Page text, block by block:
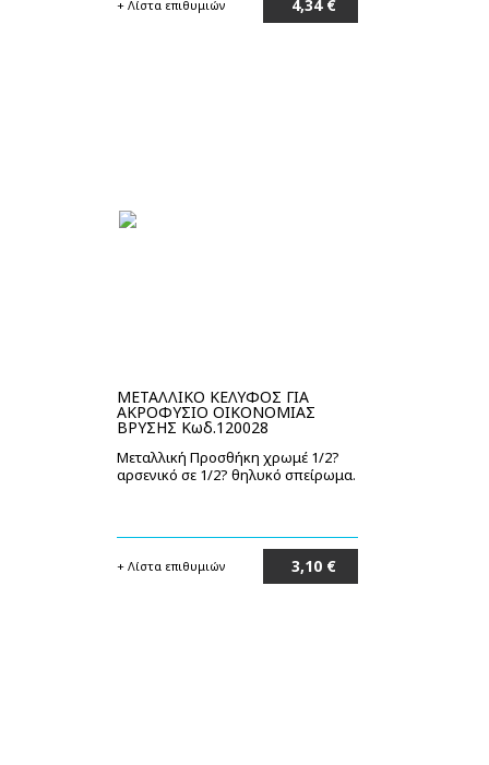
+ Λίστα επιθυμιών 4,34 €
ΜΕΤΑΛΛΙΚΟ ΚΕΛΥΦΟΣ ΓΙΑ
ΑΚΡΟΦΥΣΙΟ ΟΙΚΟΝΟΜΙΑΣ
ΒΡΥΣΗΣ Κωδ.120028
Μεταλλική Προσθήκη χρωμέ 1/2?
αρσενικό σε 1/2? θηλυκό σπείρωμα.
+ Λίστα επιθυμιών 3,10 €